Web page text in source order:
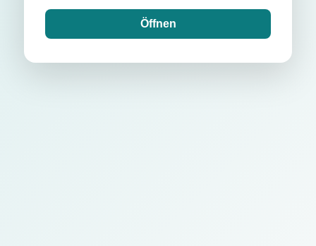
Öffnen